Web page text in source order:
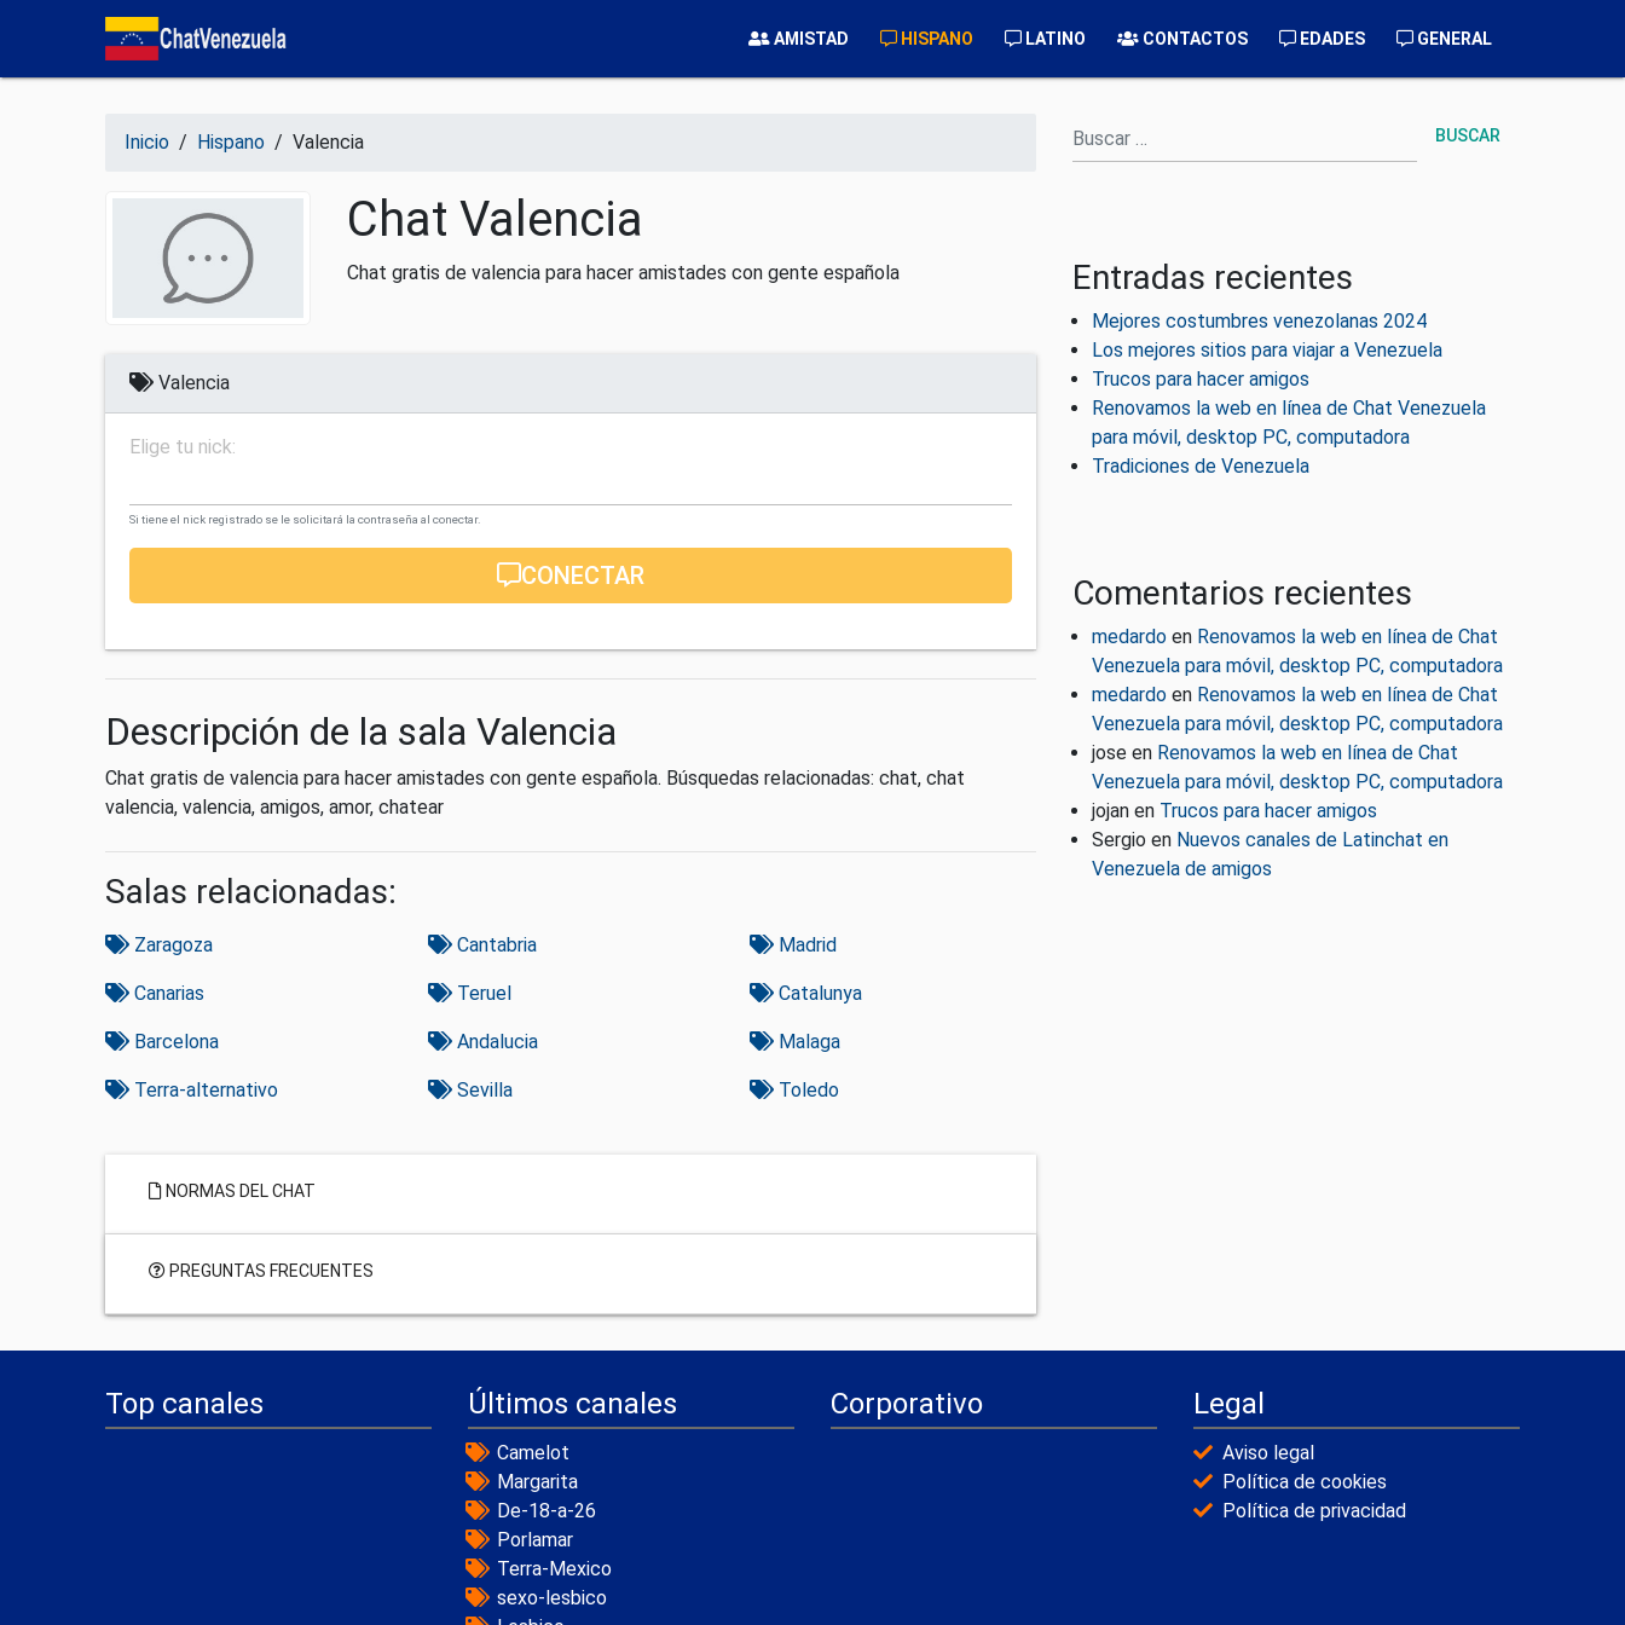
Salir del contenido
AMISTAD HISPANO LATINO CONTACTOS EDADES GENERAL
Inicio / Hispano / Valencia
Chat Valencia
Chat gratis de valencia para hacer amistades con gente española
Valencia
Elige tu nick:
Si tiene el nick registrado se le solicitará la contraseña al conectar.
CONECTAR
Descripción de la sala Valencia
Chat gratis de valencia para hacer amistades con gente española. Búsquedas relacionadas: chat, chat
valencia, valencia, amigos, amor, chatear
Salas relacionadas:
Zaragoza Cantabria Madrid
Canarias Teruel Catalunya
Barcelona Andalucia Malaga
Terra-alternativo Sevilla Toledo
NORMAS DEL CHAT
PREGUNTAS FRECUENTES
Entradas recientes
Mejores costumbres venezolanas 2024
Los mejores sitios para viajar a Venezuela
Trucos para hacer amigos
Renovamos la web en línea de Chat Venezuela
para móvil, desktop PC, computadora
Tradiciones de Venezuela
Comentarios recientes
medardo en Renovamos la web en línea de Chat
Venezuela para móvil, desktop PC, computadora
medardo en Renovamos la web en línea de Chat
Venezuela para móvil, desktop PC, computadora
jose en Renovamos la web en línea de Chat
Venezuela para móvil, desktop PC, computadora
jojan en Trucos para hacer amigos
Sergio en Nuevos canales de Latinchat en
Venezuela de amigos
Top canales Últimos canales
Camelot
Margarita
De-18-a-26
Porlamar
Terra-Mexico
sexo-lesbico
Corporativo Legal
Aviso legal
Política de cookies
Política de privacidad